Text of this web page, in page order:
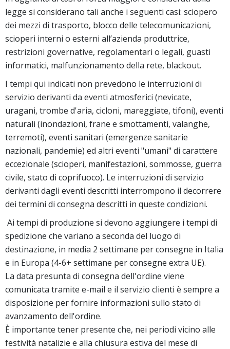
legge si considerano tali anche i seguenti casi: sciopero
dei mezzi di trasporto, blocco delle telecomunicazioni,
scioperi interni o esterni all’azienda produttrice,
restrizioni governative, regolamentari o legali, guasti
informatici, malfunzionamento della rete, blackout.
I tempi qui indicati non prevedono le interruzioni di
servizio derivanti da eventi atmosferici (nevicate,
uragani, trombe d'aria, cicloni, mareggiate, tifoni), eventi
naturali (inondazioni, frane e smottamenti, valanghe,
terremoti), eventi sanitari (emergenze sanitarie
nazionali, pandemie) ed altri eventi "umani" di carattere
eccezionale (scioperi, manifestazioni, sommosse, guerra
civile, stato di coprifuoco). Le interruzioni di servizio
derivanti dagli eventi descritti interrompono il decorrere
dei termini di consegna descritti in queste condizioni.
Ai tempi di produzione si devono aggiungere i tempi di
spedizione che variano a seconda del luogo di
destinazione, in media 2 settimane per consegne in Italia
e in Europa (4-6+ settimane per consegne extra UE).
La data presunta di consegna dell'ordine viene
comunicata tramite e-mail e il servizio clienti è sempre a
disposizione per fornire informazioni sullo stato di
avanzamento dell'ordine.
È importante tener presente che, nei periodi vicino alle
festività natalizie e alla chiusura estiva del mese di